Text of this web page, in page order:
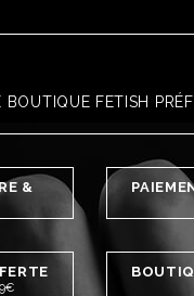
BOUTIQUE FETISH
&